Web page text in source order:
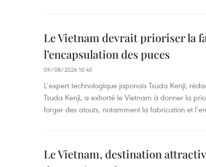
Le Vietnam devrait prioriser la
l’encapsulation des puces
09/08/2026 10:45
L’expert technologique japonais Tsuda Kenji,
Tsuda Kenji, a exhorté le Vietnam à donner la
forger des atouts, notamment la fabrication et
Le Vietnam, destination